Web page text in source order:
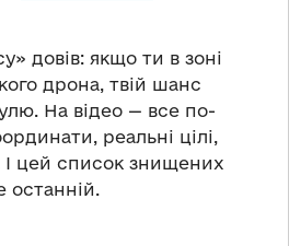
довів: якщо ти в зоні
дрона, твій шанс
На відео — все по-
реальні цілі,
І цей список знищених
останній.